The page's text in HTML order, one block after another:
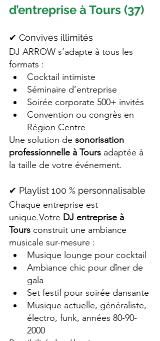
d’entreprise à Tours (37)
✔ Convives illimités
DJ ARROW s’adapte à tous les
formats :
Cocktail intimiste
Séminaire d’entreprise
Soirée corporate 500+ invités
Convention ou congrès en
Région Centre
Une solution de sonorisation
professionnelle à Tours adaptée à
la taille de votre événement.
✔ Playlist 100 % personnalisable
Chaque entreprise est
unique.Votre DJ entreprise à
Tours construit une ambiance
musicale sur-mesure :
Musique lounge pour cocktail
Ambiance chic pour dîner de
gala
Set festif pour soirée dansante
Musique actuelle, généraliste,
électro, funk, années 80-90-
2000